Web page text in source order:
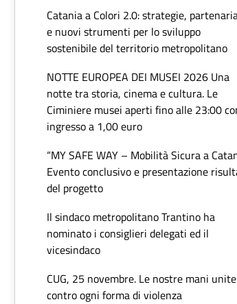
Catania a Colori 2.0: strategie,
e nuovi strumenti per lo sviluppo
sostenibile del territorio metropolitano
NOTTE EUROPEA DEI MUSEI 2026 Una
notte tra storia, cinema e cultura. Le
Ciminiere musei aperti fino alle 23:00
ingresso a 1,00 euro
“MY SAFE WAY – Mobilità Sicura a
Evento conclusivo e presentazione
del progetto
Il sindaco metropolitano Trantino ha
nominato i consiglieri delegati ed il
vicesindaco
CUG, 25 novembre. Le nostre mani unite
contro ogni forma di violenza